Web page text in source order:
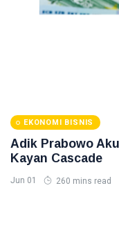
EKONOMI BISNIS
Adik Prabowo
Kayan Cascade
Jun 01 260 mins read